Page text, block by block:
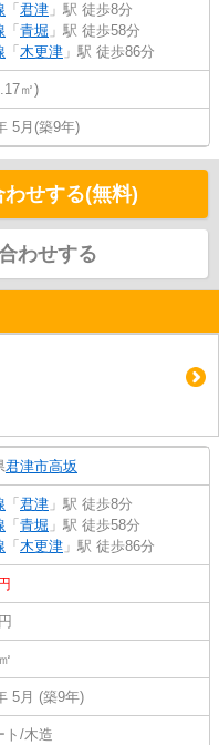
「 君津 」駅 徒歩8分
「 青堀 」駅 徒歩58分
「 木更津 」駅 徒歩86分
㎡)
5月(築9年)
せする(無料)
わせする
君津市高坂
「 君津 」駅 徒歩8分
「 青堀 」駅 徒歩58分
「 木更津 」駅 徒歩86分
5月 (築9年)
ト/木造